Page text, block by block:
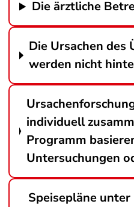
Die ärztliche
Die Ursachen des
werden nicht
individuell
Programm
Untersuchungen
Speisepläne unter